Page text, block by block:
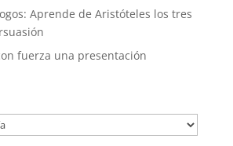
Aprende de Aristóteles los tres
fuerza una presentación